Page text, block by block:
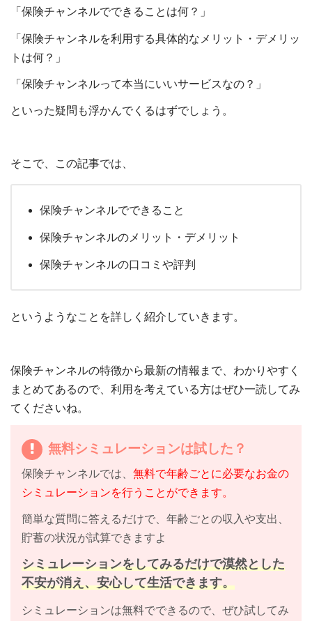
「保険チャンネルでできることは何？」
「保険チャンネルを利用する具体的なメリット・デメリッ
トは何？」
「保険チャンネルって本当にいいサービスなの？」
といった疑問も浮かんでくるはずでしょう。
そこで、この記事では、
保険チャンネルでできること
保険チャンネルのメリット・デメリット
保険チャンネルの口コミや評判
というようなことを詳しく紹介していきます。
保険チャンネルの特徴から最新の情報まで、わかりやすく
まとめてあるので、利用を考えている方はぜひ一読してみ
てくださいね。
無料シミュレーションは試した？
保険チャンネルでは、 無料で年齢ごとに必要なお金の
シミュレーションを行うことができます。
簡単な質問に答えるだけで、年齢ごとの収入や支出、
貯蓄の状況が試算できますよ
シミュレーションをしてみるだけで漠然とした
不安が消え、安心して生活できます。
シミュレーションは無料でできるので、ぜひ試してみ